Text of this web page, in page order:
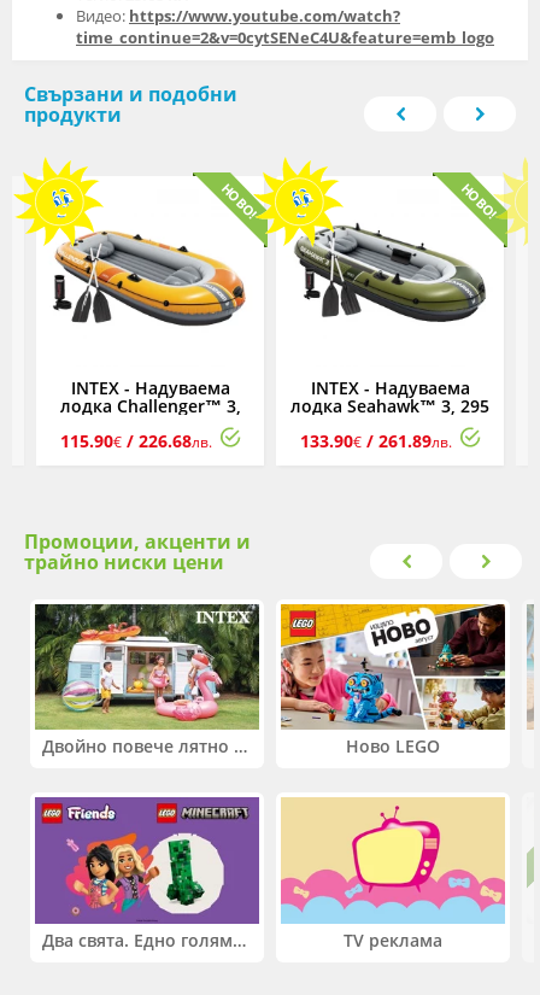
Видео: https://www.youtube.com/watch?
time_continue=2&v=0cytSENeC4U&feature=emb_logo
Свързани и подобни
продукти
INTEX - Надуваема
лодка Challenger™ 3,
115.90€/ 226.68лв.
INTEX - Надуваема
лодка Seahawk™ 3, 295
133.90€/ 261.89лв.
Промоции, акценти и
трайно ниски цени
Двойно повече лятно забавление! Купи 2 продукта INTEX и вземи -33%
Два свята. Едно голямо приключение. Купи 2 продукта LEGO® Friends и/или LEGO® Minecraft и вземи -27%
Ново LEGO
TV реклама